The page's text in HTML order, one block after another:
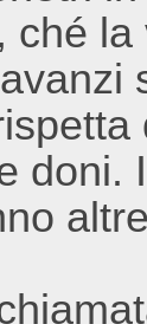
ché
doni.